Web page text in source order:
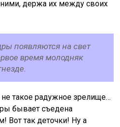
ними, держа их между своих
появляются на свет
время молодняк
такое радужное зрелище…
бывает съедена
Вот так деточки! Ну а